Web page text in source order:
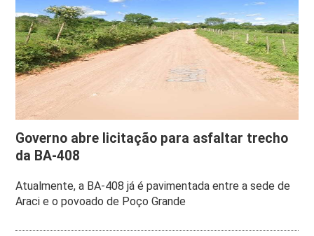
Governo abre licitação para asfaltar trecho
da BA-408
Atualmente, a BA-408 já é pavimentada entre a sede de
Araci e o povoado de Poço Grande